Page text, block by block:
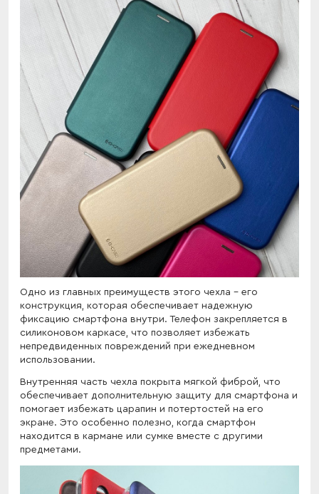
Одно из главных преимуществ этого чехла - его
конструкция, которая обеспечивает надежную
фиксацию смартфона внутри. Телефон закрепляется в
силиконовом каркасе, что позволяет избежать
непредвиденных повреждений при ежедневном
использовании.
Внутренняя часть чехла покрыта мягкой фиброй, что
обеспечивает дополнительную защиту для смартфона и
помогает избежать царапин и потертостей на его
экране. Это особенно полезно, когда смартфон
находится в кармане или сумке вместе с другими
предметами.